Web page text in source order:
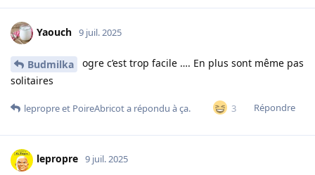
Yaouch 9 juil. 2025
Budmilka
ogre c’est trop facile …. En plus sont même pas
solitaires
3 Répondre
lepropreet PoireAbricota répondu à ça.
lepropre 9 juil. 2025